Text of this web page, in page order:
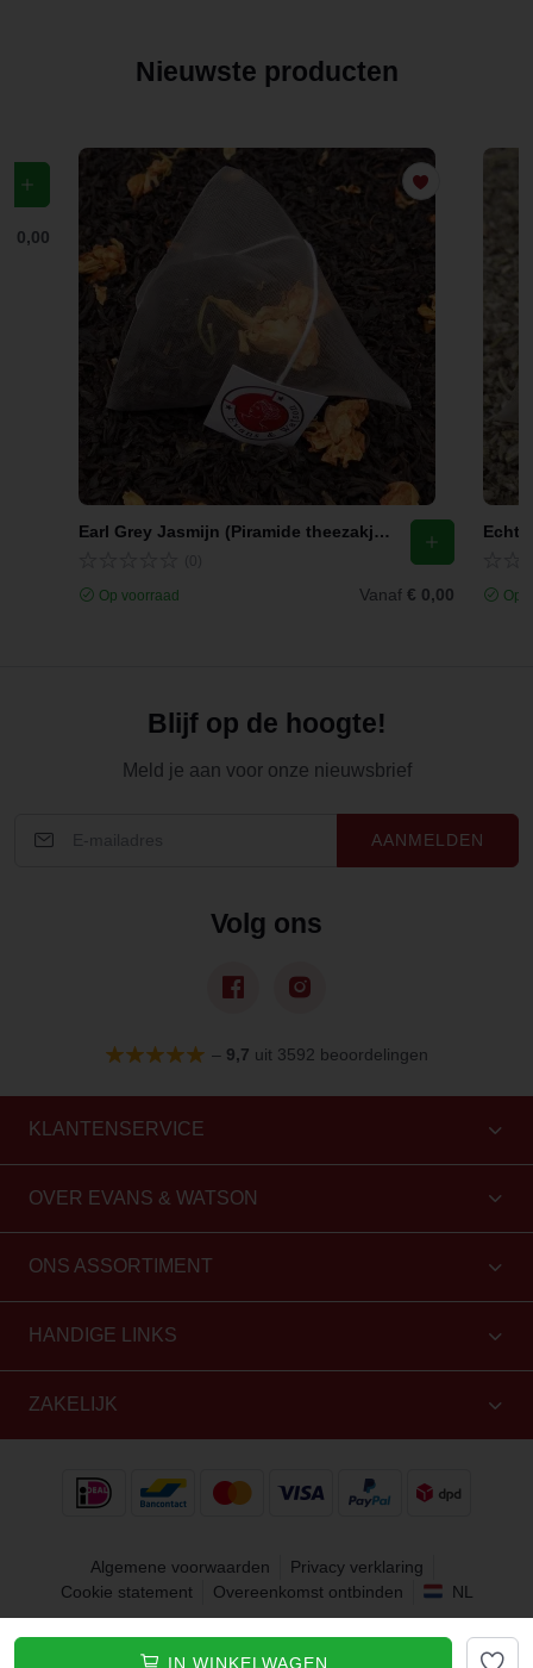
IN WINKELWAGEN
Nieuwste producten
€ 0,00
Earl Grey Jasmijn (Piramide theezakjes)
Op voorraad Vanaf € 0,00 Op
Blijf op de hoogte!
Meld je aan voor onze nieuwsbrief
AANMELDEN
Volg ons
– 9,7 uit 3592 beoordelingen
KLANTENSERVICE
OVER EVANS & WATSON
ONS ASSORTIMENT
HANDIGE LINKS
ZAKELIJK
Algemene voorwaarden
Privacy verklaring
Cookie statement
Overeenkomst ontbinden NL
Copyright 2010 - 2026 Evans & Watson. Alle rechten